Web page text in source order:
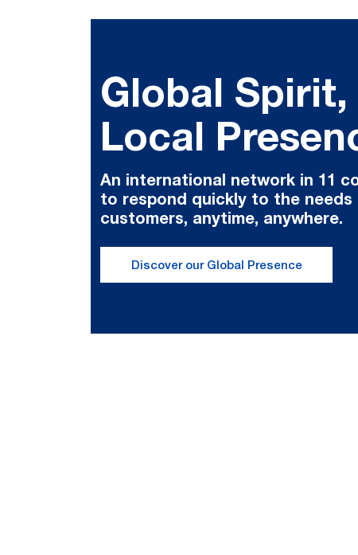
Global Spirit,
Local
An international network in 11
to respond quickly to the needs
customers, anytime, anywhere.
Discover our Global Presence